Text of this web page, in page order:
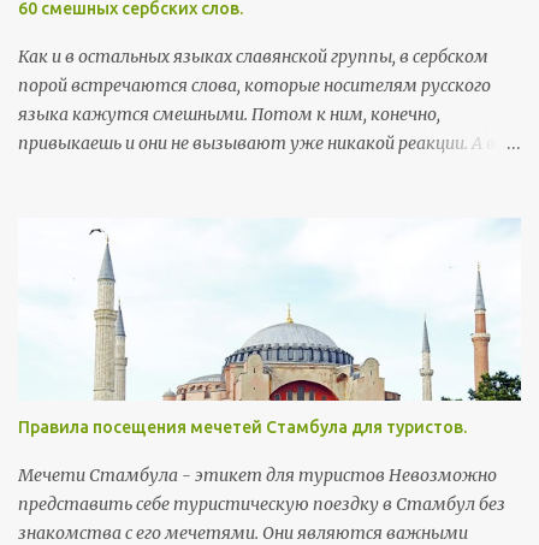
60 смешных сербских слов.
Как и в остальных языках славянской группы, в сербском
порой встречаются слова, которые носителям русского
языка кажутся смешными. Потом к ним, конечно,
привыкаешь и они не вызывают уже никакой реакции. А вот
примеры, которые можно встретить в повседневной
жизни. Так как пост скорее развлекательный, а не
образовательный, слова приведены без ударений (кстати, с
правильными, а не теми ударениями, которые
русскоговорящие ставят интуитивно, многие слова уже не
так смешны). Первым в строке идет произношение, в
скобках - написание слова на сербской латинице, ну а
потом, соответственно, перевод. Бубашвабе (bubašvabe) -
тараканы бубумаре (bubamare) - божьи коровки вилюшка
(viljušка) - вилка возила (vozila) - транспортные средства
дойка (dojka) - грудь Деда Mраз (Deda Mraz) - Дед Мороз
Правила посещения мечетей Стамбула для туристов.
Мечети Стамбула - этикет для туристов Невозможно
представить себе туристическую поездку в Стамбул без
знакомства с его мечетями. Они являются важными